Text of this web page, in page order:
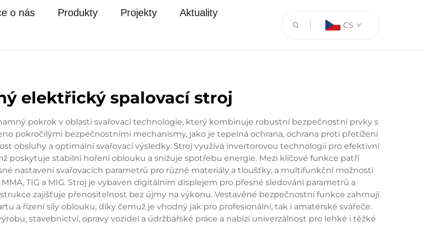
o nás Produkty Projekty Aktuality
CS
elektřický spalovací stroj
pokrok v oblasti svařovací technologie, který kombinuje robustní bezpečnostní prvky s
pokročilými bezpečnostními mechanismy, jako je tepelná ochrana, ochrana proti přetížení
obsluhy a optimální svařovací výsledky. Stroj využívá invertorovou technologii pro efektivní
poskytuje stabilní hoření oblouku a snižuje spotřebu energie. Mezi klíčové funkce patří
nastavení svařovacích parametrů pro různé materiály a tloušťky, a multifunkční možnosti
TIG a MIG. Stroj je vybaven digitálním displejem pro přesné sledování parametrů a
zajišťuje přenositelnost bez újmy na výkonu. Vestavěné bezpečnostní funkce zahrnují
a řízení síly oblouku, díky čemuž je vhodný jak pro profesionální, tak i amatérské svářeče.
stavebnictví, opravy vozidel a údržbářské práce a nabízí univerzálnost pro lehké i těžké